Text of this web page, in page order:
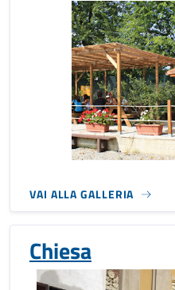
VAI ALLA GALLERIA
Chiesa